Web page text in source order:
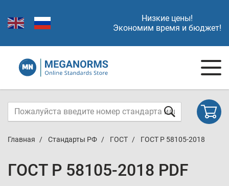
Низкие цены!
Экономим время и бюджет!
Главная Стандарты РФ ГОСТ ГОСТ Р 58105-2018
ГОСТ Р 58105-2018 PDF